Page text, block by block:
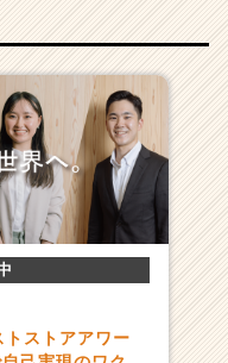
トストアアワー